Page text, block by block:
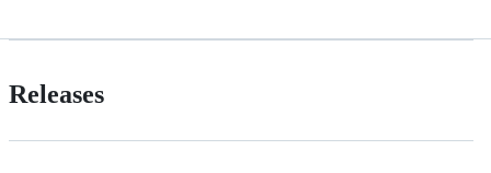
Releases